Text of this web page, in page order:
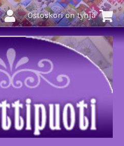
Ostoskori on tyhjä